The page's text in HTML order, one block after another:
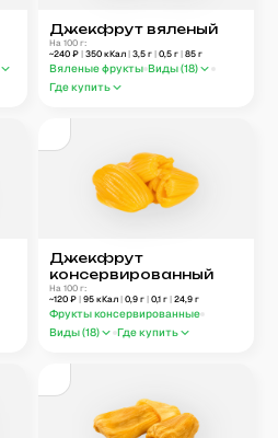
Джекфрут вяленый
На 100 г:
~240 ₽ | 350 кКал | 3,5 г | 0,5 г | 85 г
Вяленые фрукты Виды (18)
Где купить
Джекфрут
консервированный
На 100 г:
~120 ₽ | 95 кКал | 0,9 г | 0,1 г | 24,9 г
Фрукты консервированные
Виды (18) Где купить